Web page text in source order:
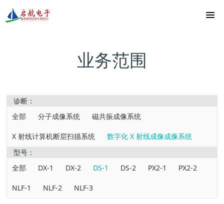
业务范围
诊断：
全部
分子成像系统 磁共振成像系统
X 射线计算机断层扫描系统
数字化 X 射线成像成像系统
型号：
全部
DX-1 DX-2 DS-1 DS-2 PX2-1 PX2-2
NLF-1 NLF-2 NLF-3